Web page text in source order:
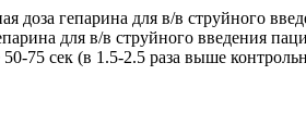
доза гепарина для в/в
для в/в струйного введения
75 сек (в 1.5-2.5 раза выше